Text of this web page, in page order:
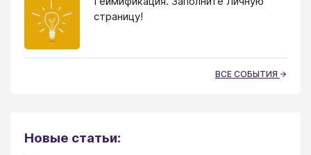
страницу!
ВСЕ СОБЫТИЯ
Новые статьи: